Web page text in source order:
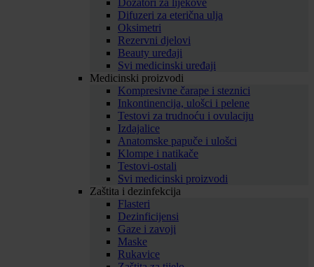
Dozatori za lijekove
Difuzeri za eterična ulja
Oksimetri
Rezervni djelovi
Beauty uređaji
Svi medicinski uređaji
Medicinski proizvodi
Kompresivne čarape i steznici
Inkontinencija, ulošci i pelene
Testovi za trudnoću i ovulaciju
Izdajalice
Anatomske papuče i ulošci
Klompe i natikače
Testovi-ostali
Svi medicinski proizvodi
Zaštita i dezinfekcija
Flasteri
Dezinficijensi
Gaze i zavoji
Maske
Rukavice